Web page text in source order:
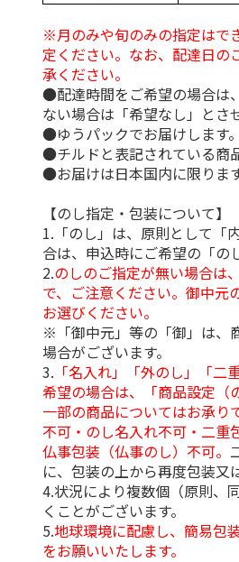
※月のみや旬のみの指定はで
定ください。なお、配達日の
承ください。
●配達時間をご希望の場合は
ない場合は「希望なし」とさ
●ゆうパックでお届けします。
●チルドと表記されている商
●お届けは日本国内に限ります
【のし指定・包装について】
1.「のし」は、原則として「
合は、申込時にご希望の「の
2.のしのご指定が無い場合は
で、ご注意ください。御中元
お選びください。
※「御中元」等の「御」は、
場合がございます。
3. 「名入れ」「外のし」「
希望の場合は、「商品設定（
一部の商品についてはお承り
不可・のし名入れ不可・二重
仏事包装（仏事のし）不可。
に、包装の上から再度包装又
4.状況により複数個（原則、
くことがございます。
5.地球環境に配慮し、簡易包
をお願いいたします。